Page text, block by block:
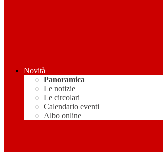
Novità
Panoramica
Le notizie
Le circolari
Calendario eventi
Albo online